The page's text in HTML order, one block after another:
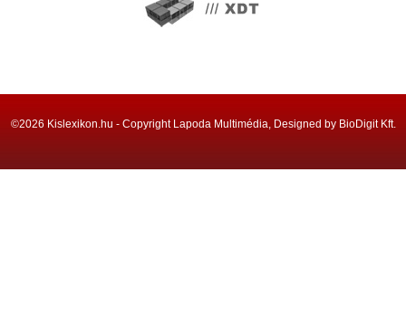
©2026 Kislexikon.hu - Copyright Lapoda Multimédia, Designed by BioDigit Kft.